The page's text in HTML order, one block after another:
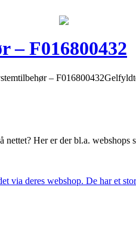
– F016800432
–
nettet? Her er der bl.a. webshops
deres webshop. De har et